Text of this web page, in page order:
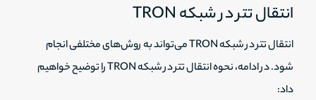
انتقال تتر در شبکه TRON
انتقال تتر در شبکه TRON می‌تواند به روش‌های مختلفی انجام
شود. در ادامه، نحوه انتقال تتر در شبکه TRON را توضیح خواهیم
داد: